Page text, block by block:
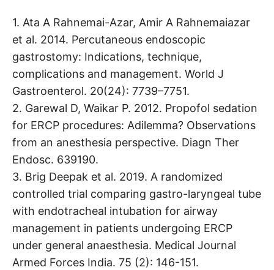
1. Ata A Rahnemai-Azar, Amir A Rahnemaiazar
et al. 2014. Percutaneous endoscopic
gastrostomy: Indications, technique,
complications and management. World J
Gastroenterol. 20(24): 7739–7751.
2. Garewal D, Waikar P. 2012. Propofol sedation
for ERCP procedures: Adilemma? Observations
from an anesthesia perspective. Diagn Ther
Endosc. 639190.
3. Brig Deepak et al. 2019. A randomized
controlled trial comparing gastro-laryngeal tube
with endotracheal intubation for airway
management in patients undergoing ERCP
under general anaesthesia. Medical Journal
Armed Forces India. 75 (2): 146-151.